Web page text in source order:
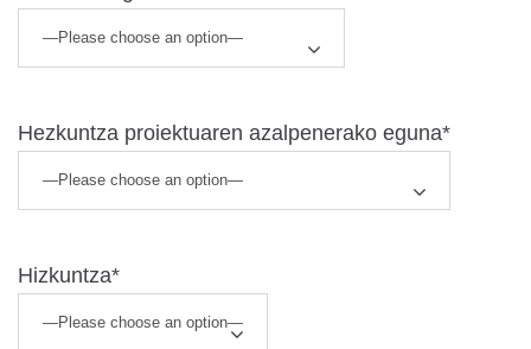
Hezkuntza proiektuaren azalpenerako eguna*
Hizkuntza*